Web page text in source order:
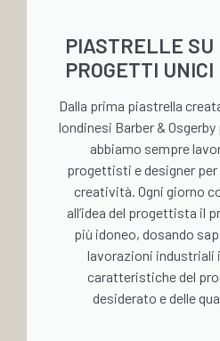
PIASTRELLE SU
PROGETTI
Dalla prima piastrella
londinesi Barber &
abbiamo sempre
progettisti e designer per
creatività. Ogni giorno
all’idea del progettista il
più idoneo, dosando
lavorazioni industriali
caratteristiche del
desiderato e delle